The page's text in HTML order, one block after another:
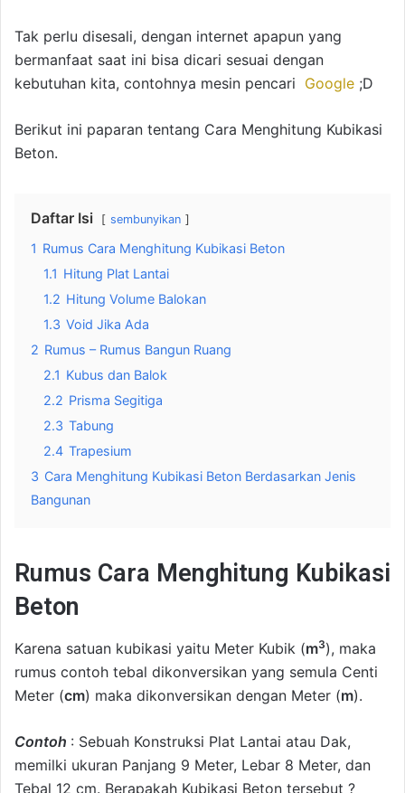
Tak perlu disesali, dengan internet apapun yang
bermanfaat saat ini bisa dicari sesuai dengan
kebutuhan kita, contohnya mesin pencari Google ;D
Berikut ini paparan tentang Cara Menghitung Kubikasi
Beton.
Daftar Isi sembunyikan
1 Rumus Cara Menghitung Kubikasi Beton
1.1 Hitung Plat Lantai
1.2 Hitung Volume Balokan
1.3 Void Jika Ada
2 Rumus – Rumus Bangun Ruang
2.1 Kubus dan Balok
2.2 Prisma Segitiga
2.3 Tabung
2.4 Trapesium
3 Cara Menghitung Kubikasi Beton Berdasarkan Jenis
Bangunan
Rumus Cara Menghitung Kubikasi
Beton
Karena satuan kubikasi yaitu Meter Kubik (m3), maka
rumus contoh tebal dikonversikan yang semula Centi
Meter (cm) maka dikonversikan dengan Meter (m).
Contoh : Sebuah Konstruksi Plat Lantai atau Dak,
memilki ukuran Panjang 9 Meter, Lebar 8 Meter, dan
Tebal 12 cm. Berapakah Kubikasi Beton tersebut ?